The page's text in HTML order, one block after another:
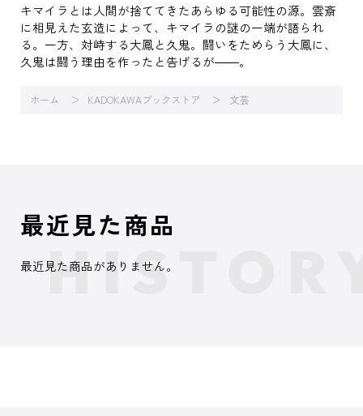
キマイラとは人間が捨ててきたあらゆる可能性の源。雲斎
に相見えた玄造によって、キマイラの謎の一端が語られ
る。一方、対峙する大鳳と久鬼。闘いをためらう大鳳に、
久鬼は闘う理由を作ったと告げるが――。
ホーム KADOKAWAブックストア 文芸
最近見た商品
最近見た商品がありません。